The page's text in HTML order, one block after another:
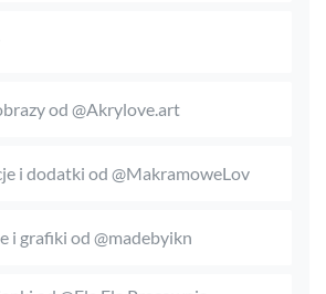
od @Akrylove.art
i dodatki od @MakramoweLov
i grafiki od @madebyikn